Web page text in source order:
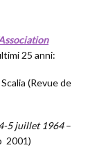
25 anni:
(Revue de
5 juillet 1964–
2001)